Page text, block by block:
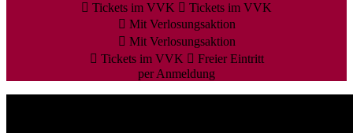
Tickets im VVK
Tickets im VVK
Mit Verlosungsaktion
Mit Verlosungsaktion
Tickets im VVK
Freier Eintritt
per Anmeldung